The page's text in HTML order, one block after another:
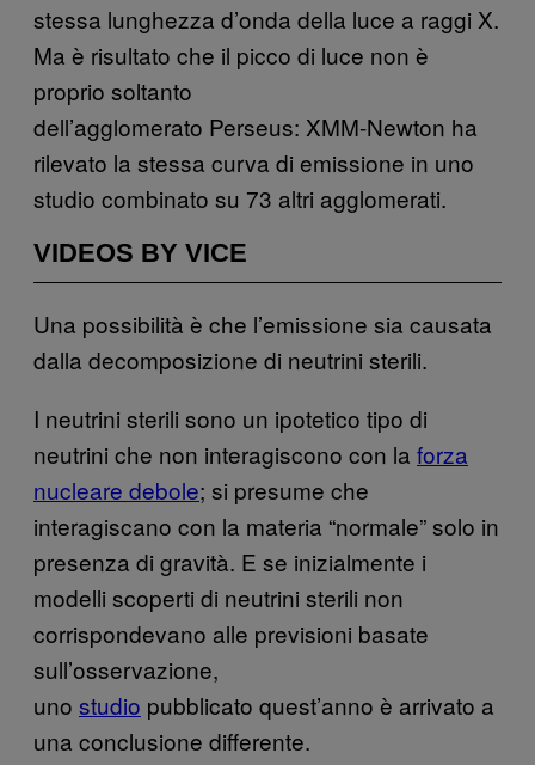
stessa lunghezza d’onda della luce a raggi X.
Ma è risultato che il picco di luce non è
proprio soltanto
dell’agglomerato Perseus: XMM-Newton ha
rilevato la stessa curva di emissione in uno
studio combinato su 73 altri agglomerati.
VIDEOS BY VICE
Una possibilità è che l’emissione sia causata
dalla decomposizione di neutrini sterili.
I neutrini sterili sono un ipotetico tipo di
neutrini che non interagiscono con la forza
nucleare debole; si presume che
interagiscano con la materia “normale” solo in
presenza di gravità. E se inizialmente i
modelli scoperti di neutrini sterili non
corrispondevano alle previsioni basate
sull’osservazione,
uno studio pubblicato quest’anno è arrivato a
una conclusione differente.